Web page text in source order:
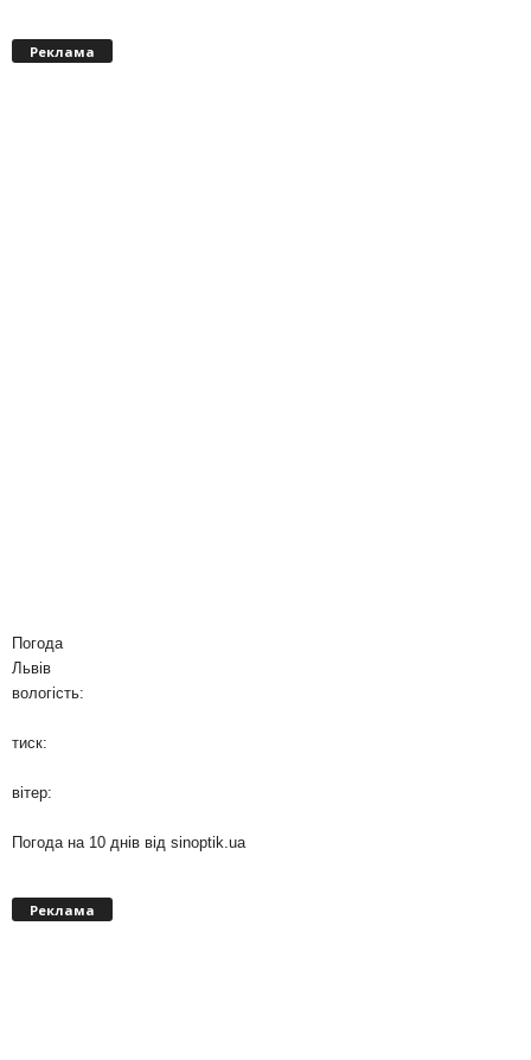
Реклама
Погода
Львів
вологість:
тиск:
вітер:
Погода на 10 днів від sinoptik.ua
Реклама